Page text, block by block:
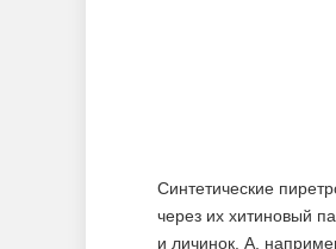
Синтетические
через их хитиновый
и личинок. А,